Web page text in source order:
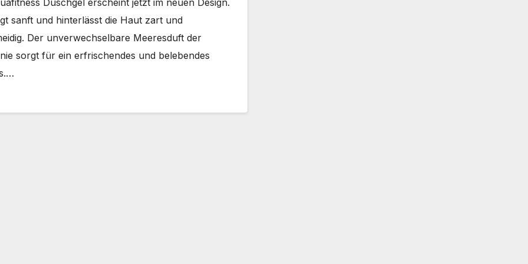
Duschgel erscheint jetzt im neuen Design.
sanft und hinterlässt die Haut zart und
Der unverwechselbare Meeresduft der
sorgt für ein erfrischendes und belebendes